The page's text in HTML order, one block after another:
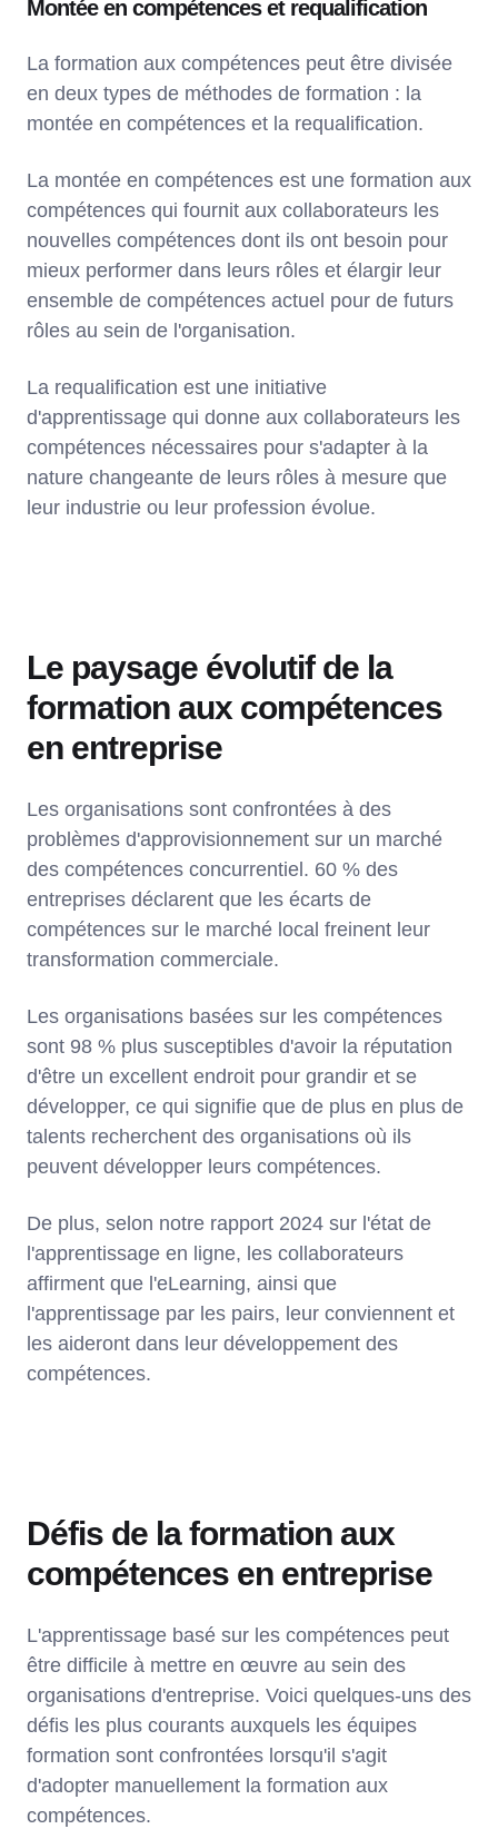
Montée en compétences et requalification
La formation aux compétences peut être divisée
en deux types de méthodes de formation : la
montée en compétences et la requalification.
La montée en compétences est une formation aux
compétences qui fournit aux collaborateurs les
nouvelles compétences dont ils ont besoin pour
mieux performer dans leurs rôles et élargir leur
ensemble de compétences actuel pour de futurs
rôles au sein de l'organisation.
La requalification est une initiative
d'apprentissage qui donne aux collaborateurs les
compétences nécessaires pour s'adapter à la
nature changeante de leurs rôles à mesure que
leur industrie ou leur profession évolue.
Le paysage évolutif de la
formation aux compétences
en entreprise
Les organisations sont confrontées à des
problèmes d'approvisionnement sur un marché
des compétences concurrentiel. 60 % des
entreprises déclarent que les écarts de
compétences sur le marché local freinent leur
transformation commerciale.
Les organisations basées sur les compétences
sont 98 % plus susceptibles d'avoir la réputation
d'être un excellent endroit pour grandir et se
développer, ce qui signifie que de plus en plus de
talents recherchent des organisations où ils
peuvent développer leurs compétences.
De plus, selon notre rapport 2024 sur l'état de
l'apprentissage en ligne, les collaborateurs
affirment que l'eLearning, ainsi que
l'apprentissage par les pairs, leur conviennent et
les aideront dans leur développement des
compétences.
Défis de la formation aux
compétences en entreprise
L'apprentissage basé sur les compétences peut
être difficile à mettre en œuvre au sein des
organisations d'entreprise. Voici quelques-uns des
défis les plus courants auxquels les équipes
formation sont confrontées lorsqu'il s'agit
d'adopter manuellement la formation aux
compétences.